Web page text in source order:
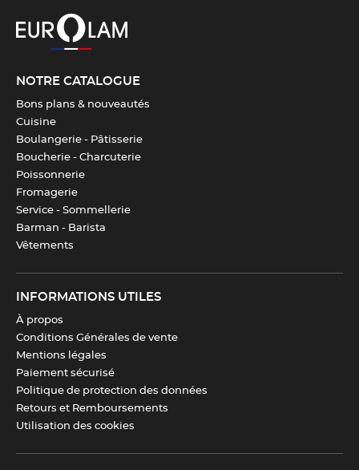
Robur & Eurolam : une tenue fiable et élégante au
Avec le pantalonHonfleur, Robur
son engagement envers les professionnelles du service. En
l'intégrant à notre catalogue,
alliant technicité textile, tenue élégante et adaptabilité, pour
des tenues aussi efficaces que valorisantes.
CARACTÉRISTIQUES TECHNIQUES
NOTRE CATALOGUE
Bons plans & nouveautés
Cuisine
Boulangerie - Pâtisserie
Boucherie - Charcuterie
Poissonnerie
Fromagerie
Service - Sommellerie
Barman - Barista
Vêtements
INFORMATIONS UTILES
À propos
Conditions Générales de vente
Mentions légales
Paiement sécurisé
Politique de protection des données
Retours et Remboursements
Utilisation des cookies